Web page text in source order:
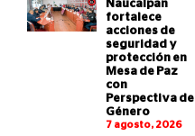
Naucalpan
fortalece
acciones de
seguridad y
protección en
Mesa de Paz
con
Perspectiva de
Género
7 agosto, 2026